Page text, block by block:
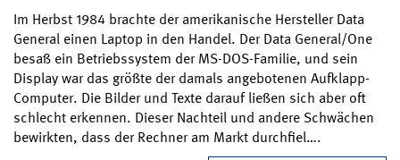
Im Herbst 1984 brachte der amerikanische Hersteller Data
General einen Laptop in den Handel. Der Data General/One
besaß ein Betriebssystem der MS-DOS-Familie, und sein
Display war das größte der damals angebotenen Aufklapp-
Computer. Die Bilder und Texte darauf ließen sich aber oft
schlecht erkennen. Dieser Nachteil und andere Schwächen
bewirkten, dass der Rechner am Markt durchfiel….